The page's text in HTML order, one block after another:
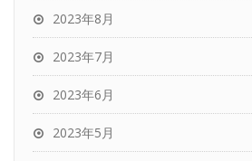
2023年8月
2023年7月
2023年6月
2023年5月